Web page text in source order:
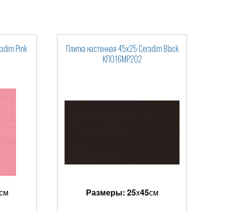
Pink
Плитка настенная 45x25 Ceradim Black
КПО16МР202
Размеры: 25x45см